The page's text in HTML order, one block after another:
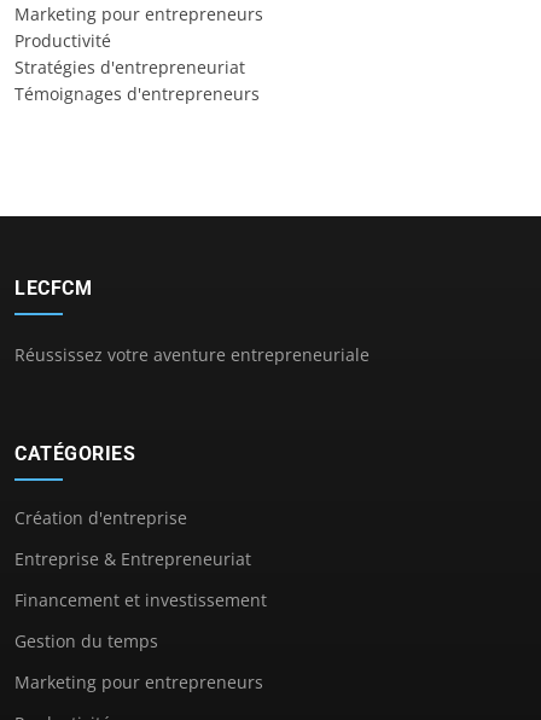
Marketing pour entrepreneurs
Productivité
Stratégies d'entrepreneuriat
Témoignages d'entrepreneurs
LECFCM
Réussissez votre aventure entrepreneuriale
CATÉGORIES
Création d'entreprise
Entreprise & Entrepreneuriat
Financement et investissement
Gestion du temps
Marketing pour entrepreneurs